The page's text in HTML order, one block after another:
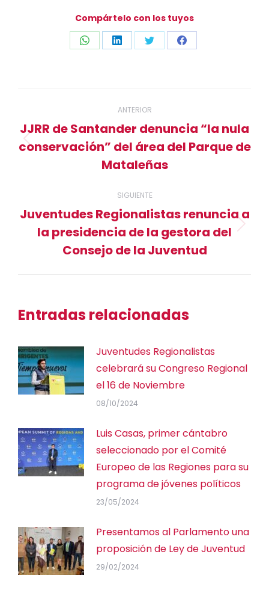
Compártelo con los tuyos
CompartirCompartirCompartirCompartir
Navegación
entre
publicaciones
ANTERIOR
Publicación
anterior:
JJRR de Santander denuncia “la nula
conservación” del área del Parque de
Mataleñas
SIGUIENTE
Publicación
siguiente:
Juventudes Regionalistas renuncia a
la presidencia de la gestora del
Consejo de la Juventud
Entradas relacionadas
Juventudes Regionalistas
celebrará su Congreso Regional
el 16 de Noviembre
08/10/2024
Luis Casas, primer cántabro
seleccionado por el Comité
Europeo de las Regiones para su
programa de jóvenes políticos
23/05/2024
Presentamos al Parlamento una
proposición de Ley de Juventud
29/02/2024